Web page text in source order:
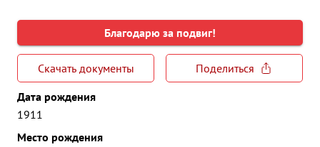
Благодарю за подвиг!
Скачать документы
Поделиться
Дата рождения
1911
Место рождения